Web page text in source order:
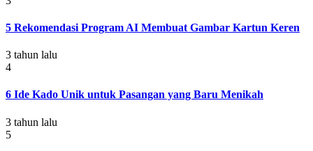
5 Rekomendasi Program AI Membuat Gambar Kartun Keren
3 tahun lalu
4
6 Ide Kado Unik untuk Pasangan yang Baru Menikah
3 tahun lalu
5